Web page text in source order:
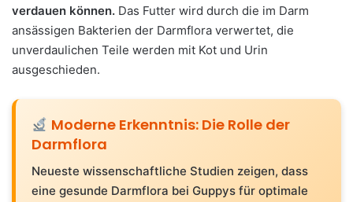
verdauen können. Das Futter wird durch die im Darm
ansässigen Bakterien der Darmflora verwertet, die
unverdaulichen Teile werden mit Kot und Urin
ausgeschieden.
Moderne Erkenntnis: Die Rolle der
Darmflora
Neueste wissenschaftliche Studien zeigen, dass
eine gesunde Darmflora bei Guppys für optimale